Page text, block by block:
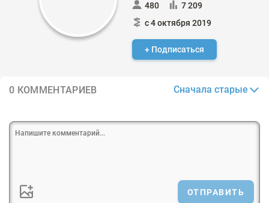
480
7 209
с 4 октября 2019
+ Подписаться
0 КОММЕНТАРИЕВ Сначала старые
ОТПРАВИТЬ